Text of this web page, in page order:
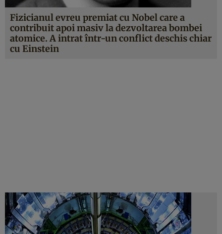
Fizicianul evreu premiat cu Nobel care a
contribuit apoi masiv la dezvoltarea bombei
atomice. A intrat într-un conflict deschis chiar
cu Einstein